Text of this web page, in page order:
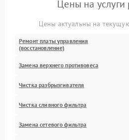
Цены на услуги
Цены актуальны на
Ремонт платы управления
(восстановление)
Замена верхнего противовеса
Чистка разбрызгивателя
Чистка сливного фильтра
Замена сетевого фильтра